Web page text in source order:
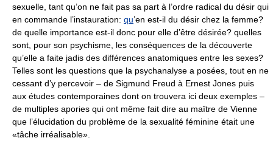
sexuelle, tant qu’on ne fait pas sa part à l’ordre radical du désir qui
en commande l’instauration: qu’en est-il du désir chez la femme?
de quelle importance est-il donc pour elle d’être désirée? quelles
sont, pour son psychisme, les conséquences de la découverte
qu’elle a faite jadis des différences anatomiques entre les sexes?
Telles sont les questions que la psychanalyse a posées, tout en ne
cessant d’y percevoir – de Sigmund Freud à Ernest Jones puis
aux études contemporaines dont on trouvera ici deux exemples –
de multiples apories qui ont même fait dire au maître de Vienne
que l’élucidation du problème de la sexualité féminine était une
«tâche irréalisable».